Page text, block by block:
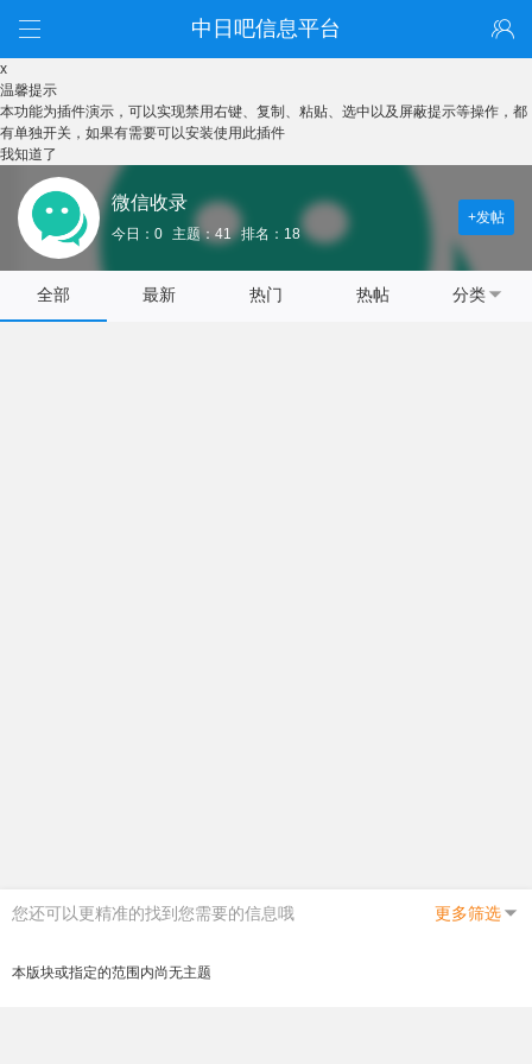
中日吧信息平台
x
温馨提示
本功能为插件演示，可以实现禁用右键、复制、粘贴、选中以及屏蔽提示等操作，都
有单独开关，如果有需要可以安装使用此插件
我知道了
微信收录
今日：0 主题：41 排名：18
+发帖
全部 最新 热门 热帖 分类
您还可以更精准的找到您需要的信息哦 更多筛选
本版块或指定的范围内尚无主题